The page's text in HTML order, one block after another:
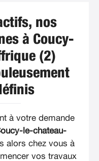
nos
à Coucy-
(2)
à votre demande
le-chateau-
alors chez vous à
vos travaux